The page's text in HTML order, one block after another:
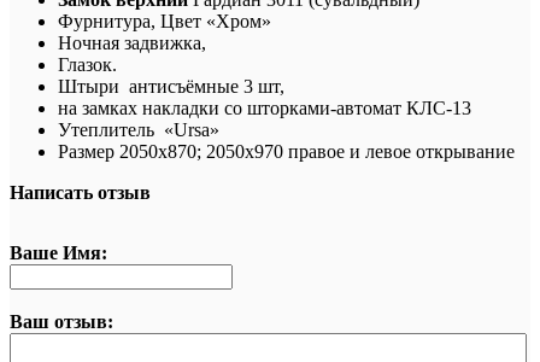
Фурнитура, Цвет «Хром»
Ночная задвижка,
Глазок.
Штыри антисъёмные 3 шт,
на замках накладки со шторками-автомат КЛС-13
Утеплитель «Ursa»
Размер 2050х870; 2050х970 правое и левое открывание
Написать отзыв
Ваше Имя:
Ваш отзыв: